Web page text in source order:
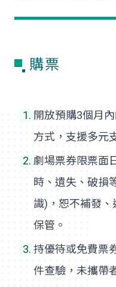
購票
開放預購3個月
方式，支援多元
劇場票券限票面
時、遺失、破損
識)，恕不補發
保管。
持優待或免費票
件查驗，未攜帶